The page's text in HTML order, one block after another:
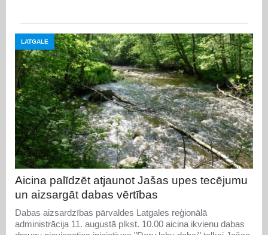
LATGALE
Aicina palīdzēt atjaunot Jašas upes tecējumu
un aizsargāt dabas vērtības
Dabas aizsardzības pārvaldes Latgales reģionālā
administrācija 11. augustā plkst. 10.00 aicina ikvienu dabas